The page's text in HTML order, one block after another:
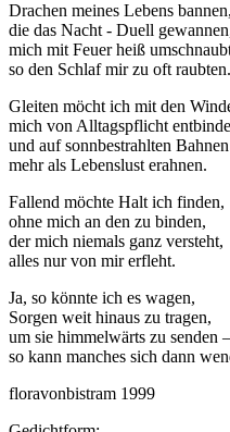
Drachen meines Lebens bannen,
die das Nacht - Duell
mich mit Feuer heiß
so den Schlaf mir zu oft raubten.
Gleiten möcht ich mit den
mich von Alltagspflicht
und auf sonnbestrahlten Bahnen
mehr als Lebenslust erahnen.
Fallend möchte Halt ich finden,
ohne mich an den zu binden,
der mich niemals ganz versteht,
alles nur von mir erfleht.
Ja, so könnte ich es wagen,
Sorgen weit hinaus zu tragen,
um sie himmelwärts zu senden –
so kann manches sich dann
floravonbistram 1999